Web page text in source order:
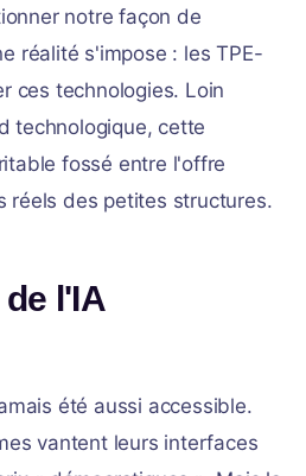
notre façon de
réalité s'impose : les TPE-
ces technologies. Loin
technologique, cette
fossé entre l'offre
réels des petites structures.
l'IA
été aussi accessible.
vantent leurs interfaces